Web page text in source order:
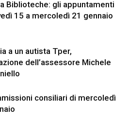
Biblioteche: gli appuntamenti
15 a mercoledì 21 gennaio
a un autista Tper,
dell’assessore Michele
consiliari di mercoledì